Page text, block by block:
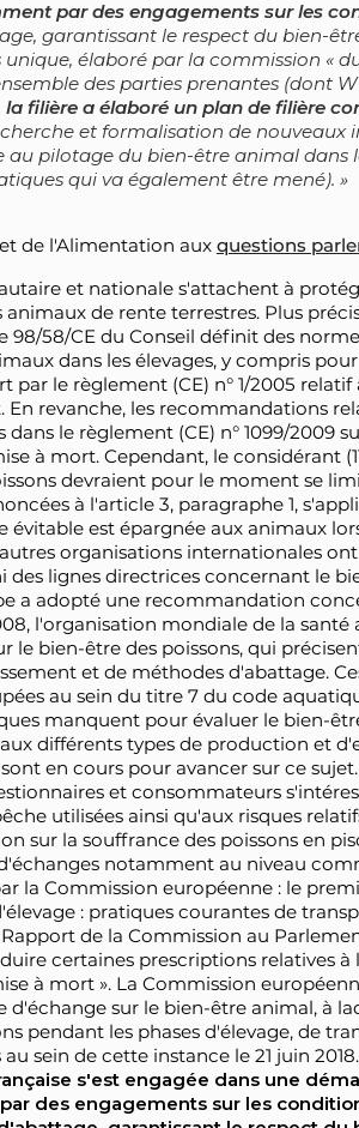
par des engagements sur les
garantissant le respect du bien-
élaboré par la commission «
des parties prenantes (dont
la filière a élaboré un plan de filière
et formalisation de nouveaux
pilotage du bien-être animal dans
qui va également être mené).
de l'Alimentation aux questions
et nationale s'attachent à
de rente terrestres. Plus
98/58/CE du Conseil définit des
dans les élevages, y compris pour
par le règlement (CE) n° 1/2005
revanche, les recommandations
le règlement (CE) n° 1099/2009
à mort. Cependant, le considérant
devraient pour le moment se
à l'article 3, paragraphe 1,
évitable est épargnée aux animaux
organisations internationales
lignes directrices concernant le
a adopté une recommandation
l'organisation mondiale de la santé
le bien-être des poissons, qui
et de méthodes d'abattage.
au sein du titre 7 du code
manquent pour évaluer le bien-
différents types de production et
en cours pour avancer sur ce
et consommateurs
utilisées ainsi qu'aux risques
sur la souffrance des poissons en
notamment au niveau
la Commission européenne : le
: pratiques courantes de
de la Commission au
certaines prescriptions relatives
à mort ». La Commission
d'échange sur le bien-être animal, à
pendant les phases d'élevage, de
sein de cette instance le 21 juin 2018.
s'est engagée dans une
des engagements sur les